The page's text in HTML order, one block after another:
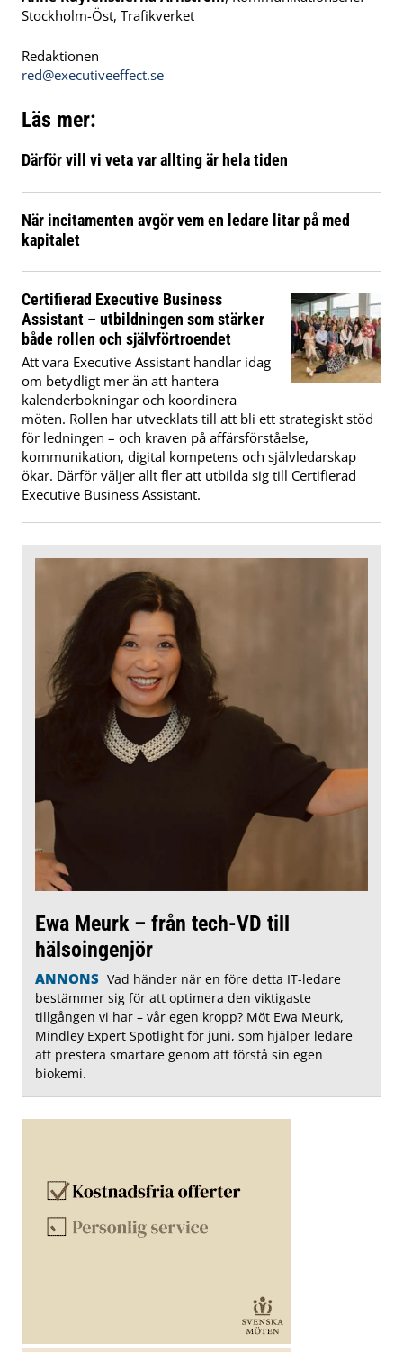
Stockholm-Öst, Trafikverket
Redaktionen
red@executiveeffect.se
Läs mer:
Därför vill vi veta var allting är hela tiden
När incitamenten avgör vem en ledare litar på med
kapitalet
Certifierad Executive Business
Assistant – utbildningen som stärker
både rollen och självförtroendet
Att vara Executive Assistant handlar idag
om betydligt mer än att hantera
kalenderbokningar och koordinera
möten. Rollen har utvecklats till att bli ett strategiskt stöd
för ledningen – och kraven på affärsförståelse,
kommunikation, digital kompetens och självledarskap
ökar. Därför väljer allt fler att utbilda sig till Certifierad
Executive Business Assistant.
Ewa Meurk – från tech-VD till
hälsoingenjör
ANNONS Vad händer när en före detta IT-ledare
bestämmer sig för att optimera den viktigaste
tillgången vi har – vår egen kropp? Möt Ewa Meurk,
Mindley Expert Spotlight för juni, som hjälper ledare
att prestera smartare genom att förstå sin egen
biokemi.